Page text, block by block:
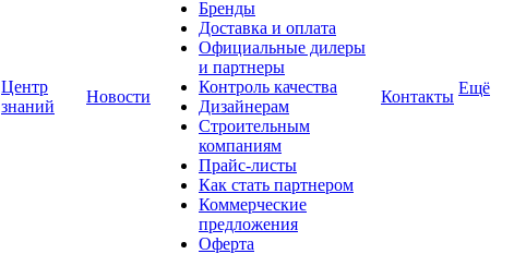
Центр
знаний
Новости
Бренды
Доставка и оплата
Официальные дилеры
и партнеры
Контроль качества
Дизайнерам
Строительным
компаниям
Прайс-листы
Как стать партнером
Коммерческие
предложения
Оферта
Контакты Ещё